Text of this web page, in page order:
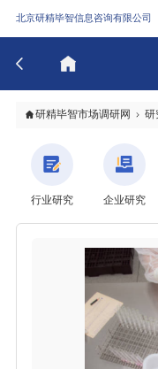
北京研精毕智信息咨询有限公司
研精毕智市场调研网 研
行业研究 企业研究